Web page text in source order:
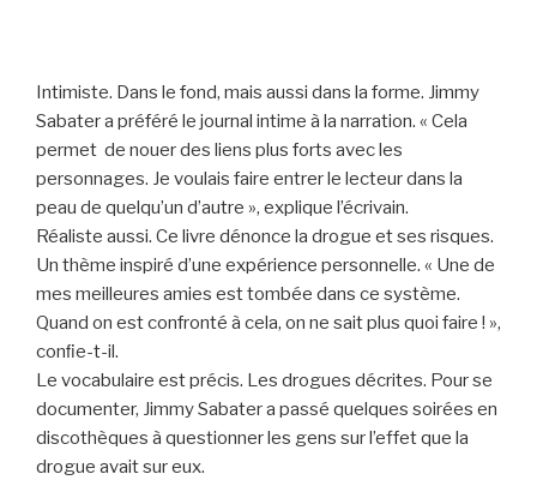
Intimiste. Dans le fond, mais aussi dans la forme. Jimmy
Sabater a préféré le journal intime à la narration. « Cela
permet de nouer des liens plus forts avec les
personnages. Je voulais faire entrer le lecteur dans la
peau de quelqu’un d’autre », explique l’écrivain.
Réaliste aussi. Ce livre dénonce la drogue et ses risques.
Un thème inspiré d’une expérience personnelle. « Une de
mes meilleures amies est tombée dans ce système.
Quand on est confronté à cela, on ne sait plus quoi faire ! »,
conﬁe-t-il.
Le vocabulaire est précis. Les drogues décrites. Pour se
documenter, Jimmy Sabater a passé quelques soirées en
discothèques à questionner les gens sur l’effet que la
drogue avait sur eux.